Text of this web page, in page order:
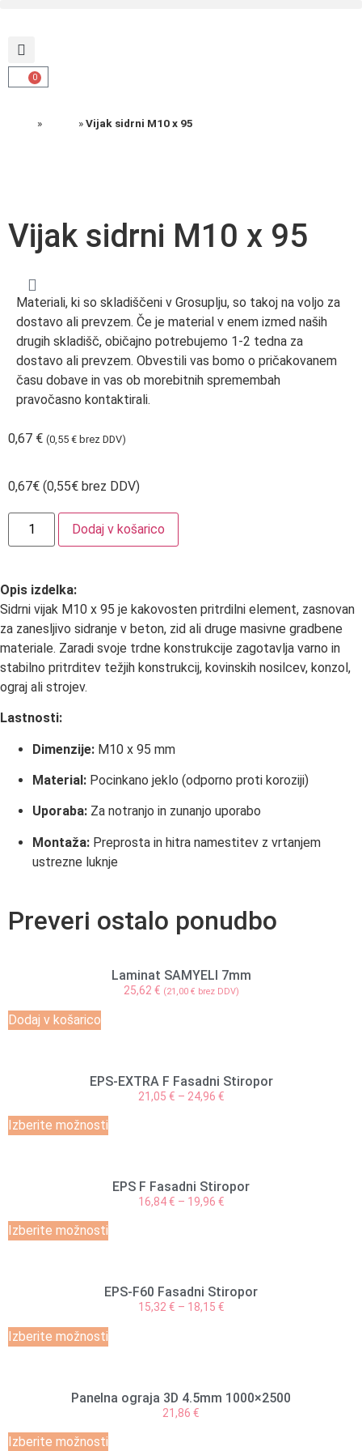
0
» »Vijak sidrni M10 x 95
Vijak sidrni M10 x 95
Materiali, ki so skladiščeni v Grosuplju, so takoj na voljo za
dostavo ali prevzem. Če je material v enem izmed naših
drugih skladišč, običajno potrebujemo 1-2 tedna za
dostavo ali prevzem. Obvestili vas bomo o pričakovanem
času dobave in vas ob morebitnih spremembah
pravočasno kontaktirali.
0,67 € (0,55 € brez DDV)
0,67€ (0,55€ brez DDV)
Dodaj v košarico
Opis izdelka:
Sidrni vijak M10 x 95 je kakovosten pritrdilni element, zasnovan
za zanesljivo sidranje v beton, zid ali druge masivne gradbene
materiale. Zaradi svoje trdne konstrukcije zagotavlja varno in
stabilno pritrditev težjih konstrukcij, kovinskih nosilcev, konzol,
ograj ali strojev.
Lastnosti:
Dimenzije: M10 x 95 mm
Material: Pocinkano jeklo (odporno proti koroziji)
Uporaba: Za notranjo in zunanjo uporabo
Montaža: Preprosta in hitra namestitev z vrtanjem
ustrezne luknje
Preveri ostalo ponudbo
Laminat SAMYELI 7mm
25,62 € (21,00 € brez DDV)
Dodaj v košarico
EPS-EXTRA F Fasadni Stiropor
21,05 € – 24,96 €
Izberite možnosti
EPS F Fasadni Stiropor
16,84€ – 19,96 €
Izberite možnosti
EPS-F60 Fasadni Stiropor
15,32 € – 18,15 €
Izberite možnosti
Panelna ograja 3D 4.5mm 1000×2500
21,86 €
Izberite možnosti